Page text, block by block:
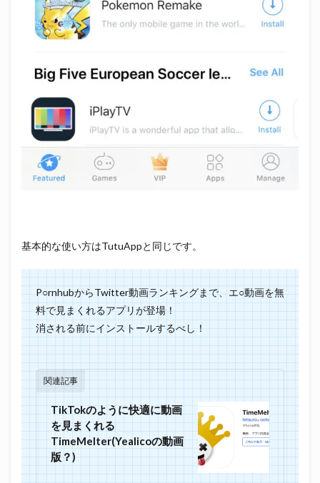
基本的な使い方はTutuAppと同じです。
P○rnhubからTwitter動画ランキングまで、エ○動画を無
料で見まくれるアプリが登場！
消される前にインストールするべし！
関連記事
TikTokのように快適に動画
を見まくれる
TimeMelter(Yealicoの動画
版？)